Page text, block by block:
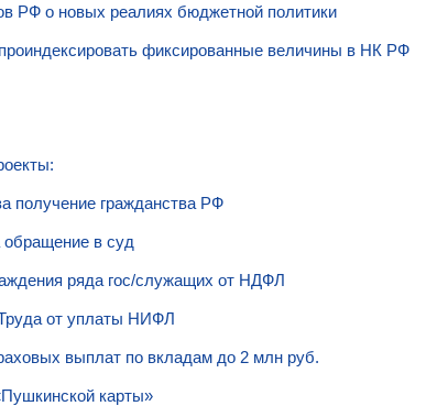
РФ о новых реалиях бюджетной политики
фиксированные величины в НК РФ
получение гражданства РФ
в суд
ряда гос/служащих от НДФЛ
от уплаты НИФЛ
выплат по вкладам до 2 млн руб.
карты»